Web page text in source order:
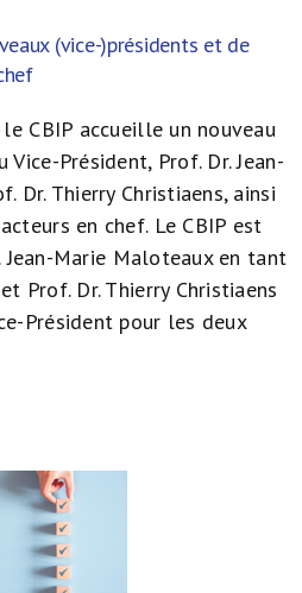
(vice-)présidents et de
CBIP accueille un nouveau
Président, Prof. Dr. Jean-
Dr. Thierry Christiaens, ainsi
en chef. Le CBIP est
Marie Maloteaux en tant
Prof. Dr. Thierry Christiaens
Président pour les deux